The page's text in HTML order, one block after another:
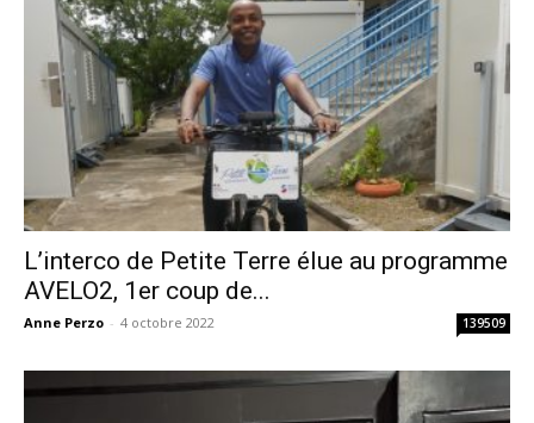
L’interco de Petite Terre élue au programme
AVELO2, 1er coup de...
Anne Perzo - 4 octobre 2022 139509